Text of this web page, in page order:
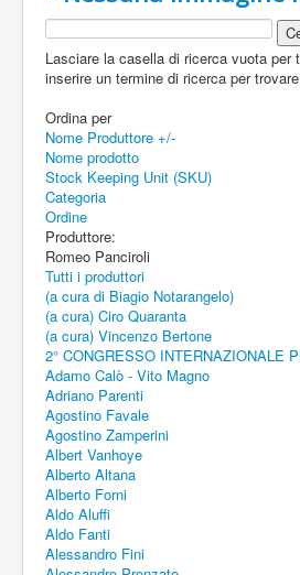
Lasciare la casella di ricerca vuota per
inserire un termine di ricerca per
Ordina per
Nome Produttore +/-
Nome prodotto
Stock Keeping Unit (SKU)
Categoria
Ordine
Produttore:
Romeo Panciroli
Tutti i produttori
(a cura di Biagio Notarangelo)
(a cura) Ciro Quaranta
(a cura) Vincenzo Bertone
2° CONGRESSO INTERNAZIONALE
Adamo Calò - Vito Magno
Adriano Parenti
Agostino Favale
Agostino Zamperini
Albert Vanhoye
Alberto Altana
Alberto Forni
Aldo Aluffi
Aldo Fanti
Alessandro Fini